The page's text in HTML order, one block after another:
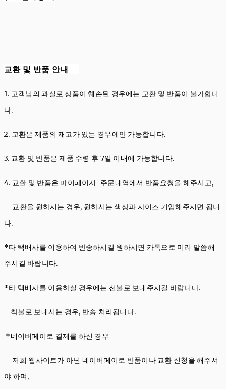
교환 및 반품 안내
1. 고객님의 과실로 상품이 훼손된 경우에는 교환 및 반품이 불가합니
다.
2. 교환은 제품의 재고가 있는 경우에만 가능합니다.
3. 교환 및 반품은 제품 수령 후 7일 이내에 가능합니다.
4. 교환 및 반품은 마이페이지-주문내역에서 반품요청을 해주시고,
교환을 원하시는 경우, 원하시는 색상과 사이즈 기입해주시면 됩니
다.
*타 택배사를 이용하여 반송하시길 원하시면 카톡으로 미리 말씀해
주시길 바랍니다.
*타 택배사를 이용하실 경우에는 선불로 보내주시길 바랍니다.
착불로 보내시는 경우, 반송 처리됩니다.
*네이버페이로 결제를 하신 경우
저희 웹사이트가 아닌 네이버페이로 반품이나 교환 신청을 해주셔
야 하며,